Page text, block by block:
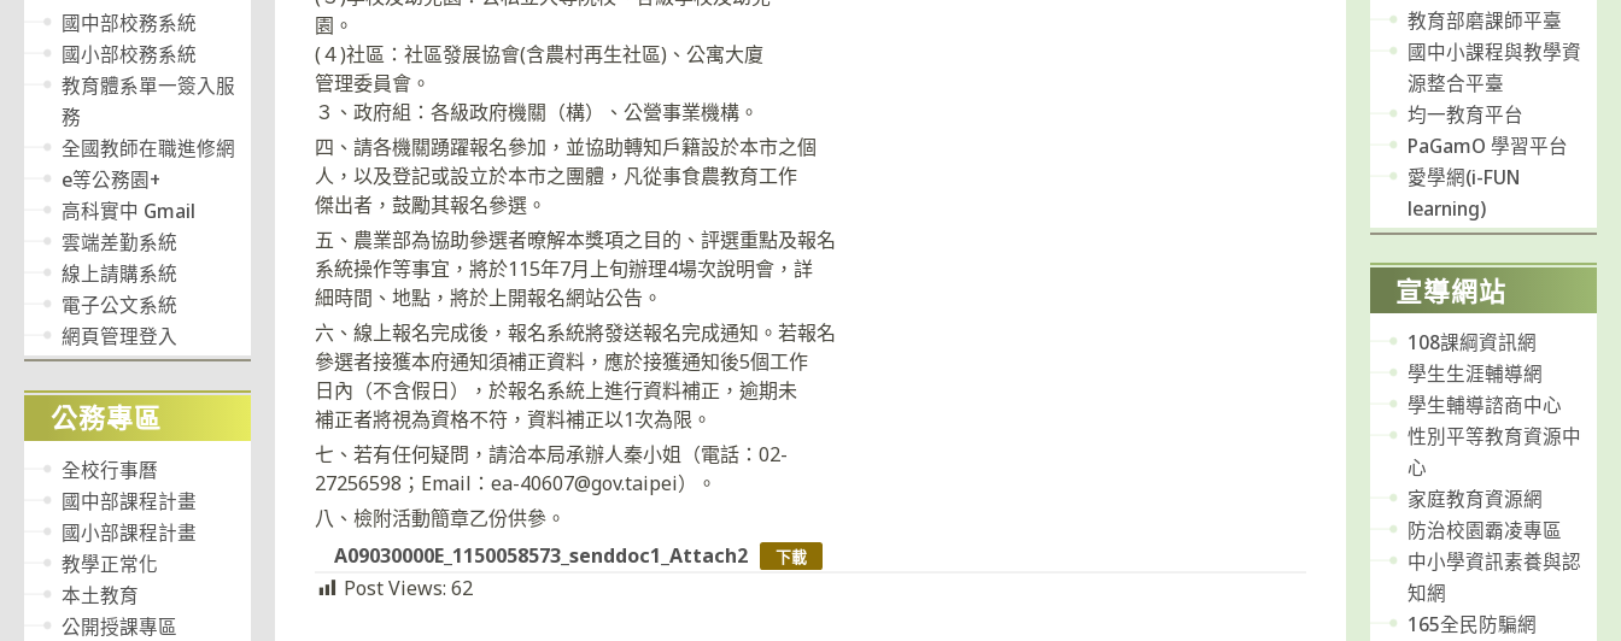
園。
(４)社區：社區發展協會(含農村再生社區)、公寓大廈
管理委員會。
３、政府組：各級政府機關（構）、公營事業機構。
四、請各機關踴躍報名參加，並協助轉知戶籍設於本市之個
人，以及登記或設立於本市之團體，凡從事食農教育工作
傑出者，鼓勵其報名參選。
五、農業部為協助參選者暸解本獎項之目的、評選重點及報名
系統操作等事宜，將於115年7月上旬辦理4場次說明會，詳
細時間、地點，將於上開報名網站公告。
六、線上報名完成後，報名系統將發送報名完成通知。若報名
參選者接獲本府通知須補正資料，應於接獲通知後5個工作
日內（不含假日），於報名系統上進行資料補正，逾期未
補正者將視為資格不符，資料補正以1次為限。
七、若有任何疑問，請洽本局承辦人秦小姐（電話：02-
27256598；Email：ea-40607@gov.taipei）。
八、檢附活動簡章乙份供參。
A09030000E_1150058573_senddoc1_Attach2
下載
Post Views: 62
國中部校務系統
國小部校務系統
教育體系單一簽入服
務
全國教師在職進修網
e等公務園+
高科實中 Gmail
雲端差勤系統
線上請購系統
電子公文系統
網頁管理登入
公務專區
全校行事曆
國中部課程計畫
國小部課程計畫
教學正常化
本土教育
公開授課專區
教育部磨課師平臺
國中小課程與教學資
源整合平臺
均一教育平台
PaGamO 學習平台
愛學網(i-FUN
learning)
宣導網站
108課綱資訊網
學生生涯輔導網
學生輔導諮商中心
性別平等教育資源中
心
家庭教育資源網
防治校園霸凌專區
中小學資訊素養與認
知網
165全民防騙網